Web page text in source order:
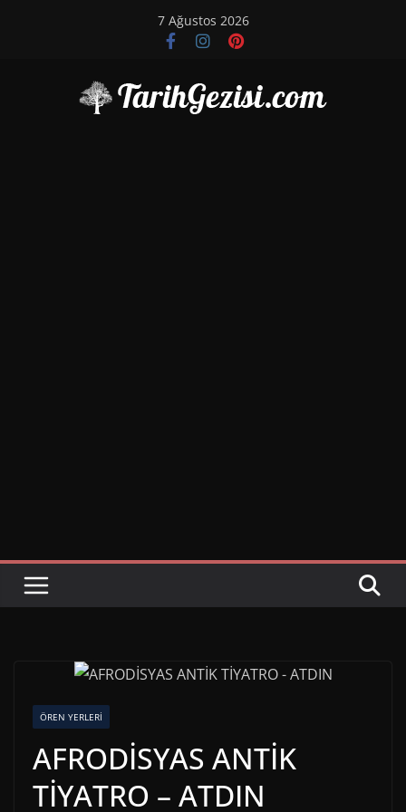
7 Ağustos 2026
ÖREN YERLERI
AFRODİSYAS ANTİK
TİYATRO – ATDIN